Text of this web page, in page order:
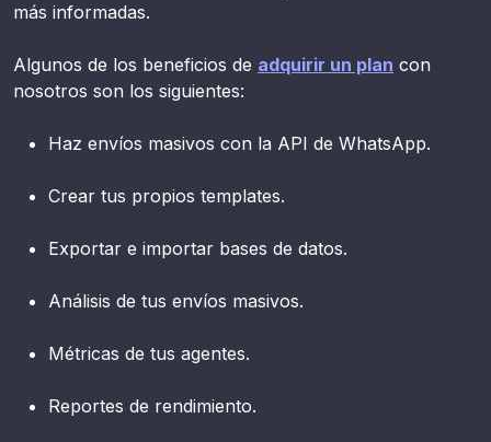
más informadas.
Algunos de los beneficios de adquirir un plan con
nosotros son los siguientes:
Haz envíos masivos con la API de WhatsApp.
Crear tus propios templates.
Exportar e importar bases de datos.
Análisis de tus envíos masivos.
Métricas de tus agentes.
Reportes de rendimiento.